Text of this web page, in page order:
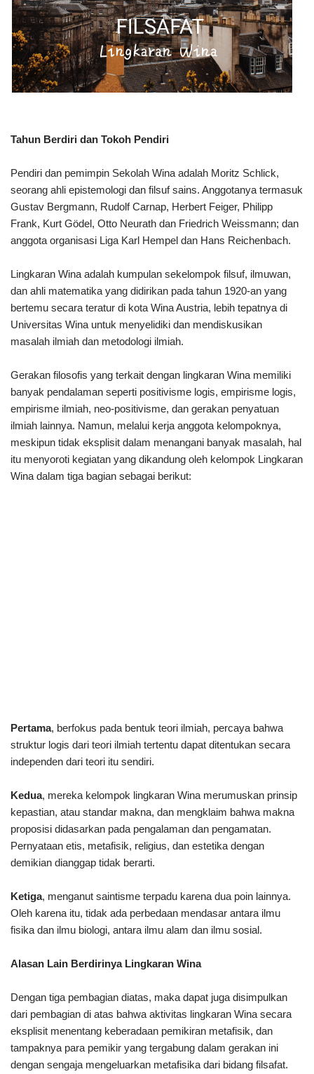
Tahun Berdiri dan Tokoh Pendiri
Pendiri dan pemimpin Sekolah Wina adalah Moritz Schlick,
seorang ahli epistemologi dan filsuf sains. Anggotanya termasuk
Gustav Bergmann, Rudolf Carnap, Herbert Feiger, Philipp
Frank, Kurt Gödel, Otto Neurath dan Friedrich Weissmann; dan
anggota organisasi Liga Karl Hempel dan Hans Reichenbach.
Lingkaran Wina adalah kumpulan sekelompok filsuf, ilmuwan,
dan ahli matematika yang didirikan pada tahun 1920-an yang
bertemu secara teratur di kota Wina Austria, lebih tepatnya di
Universitas Wina untuk menyelidiki dan mendiskusikan
masalah ilmiah dan metodologi ilmiah.
Gerakan filosofis yang terkait dengan lingkaran Wina memiliki
banyak pendalaman seperti positivisme logis, empirisme logis,
empirisme ilmiah, neo-positivisme, dan gerakan penyatuan
ilmiah lainnya. Namun, melalui kerja anggota kelompoknya,
meskipun tidak eksplisit dalam menangani banyak masalah, hal
itu menyoroti kegiatan yang dikandung oleh kelompok Lingkaran
Wina dalam tiga bagian sebagai berikut:
Pertama, berfokus pada bentuk teori ilmiah, percaya bahwa
struktur logis dari teori ilmiah tertentu dapat ditentukan secara
independen dari teori itu sendiri.
Kedua, mereka kelompok lingkaran Wina merumuskan prinsip
kepastian, atau standar makna, dan mengklaim bahwa makna
proposisi didasarkan pada pengalaman dan pengamatan.
Pernyataan etis, metafisik, religius, dan estetika dengan
demikian dianggap tidak berarti.
Ketiga, menganut saintisme terpadu karena dua poin lainnya.
Oleh karena itu, tidak ada perbedaan mendasar antara ilmu
fisika dan ilmu biologi, antara ilmu alam dan ilmu sosial.
Alasan Lain Berdirinya Lingkaran Wina
Dengan tiga pembagian diatas, maka dapat juga disimpulkan
dari pembagian di atas bahwa aktivitas lingkaran Wina secara
eksplisit menentang keberadaan pemikiran metafisik, dan
tampaknya para pemikir yang tergabung dalam gerakan ini
dengan sengaja mengeluarkan metafisika dari bidang filsafat.